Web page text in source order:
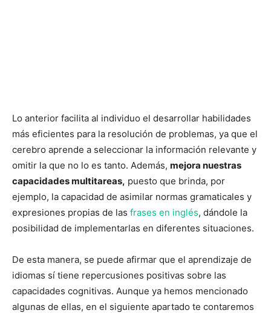
Lo anterior facilita al individuo el desarrollar habilidades
más eficientes para la resolución de problemas, ya que el
cerebro aprende a seleccionar la información relevante y
omitir la que no lo es tanto. Además, mejora nuestras
capacidades multitareas, puesto que brinda, por
ejemplo, la capacidad de asimilar normas gramaticales y
expresiones propias de las frases en inglés, dándole la
posibilidad de implementarlas en diferentes situaciones.
De esta manera, se puede afirmar que el aprendizaje de
idiomas sí tiene repercusiones positivas sobre las
capacidades cognitivas. Aunque ya hemos mencionado
algunas de ellas, en el siguiente apartado te contaremos